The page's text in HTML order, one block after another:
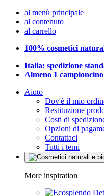
al menù principale
al contenuto
al carrello
100% cosmetici
Italia: spedizione
Almeno 1
Aiuto
Dov'è il mio
Restituzione
Costi di
Opzioni di
Contattaci
Tutti i temi
More inspiration